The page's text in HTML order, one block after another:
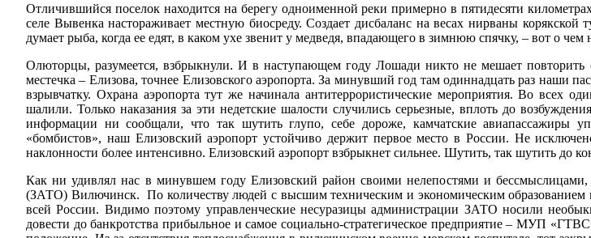
Отличившийся поселок находится на берегу одноименной реки примерно в пятидесяти
селе Вывенка настораживает местную биосреду. Создает дисбаланс на весах нирваны
думает рыба, когда ее едят, в каком ухе звенит у медведя, впадающего в зимнюю спячку, – вот о чем
Олюторцы, разумеется, взбрыкнули. И в наступающем году Лошади никто не мешает повторить
местечка – Елизова, точнее Елизовского аэропорта. За минувший год там одиннадцать раз наши
взрывчатку. Охрана аэропорта тут же начинала антитеррористические мероприятия. Во всех
шалили. Только наказания за эти недетские шалости случились серьезные, вплоть до
информации ни сообщали, что так шутить глупо, себе дороже, камчатские
«бомбистов», наш Елизовский аэропорт устойчиво держит первое место в России. Не
наклонности более интенсивно. Елизовский аэропорт взбрыкнет сильнее. Шутить, так шутить до
Как ни удивлял нас в минувшем году Елизовский район своими нелепостями и бессмыслицами,
(ЗАТО) Вилючинск. По количеству людей с высшим техническим и экономическим образованием
всей России. Видимо поэтому управленческие несуразицы администрации ЗАТО носили
довести до банкротства прибыльное и самое социально-стратегическое предприятие – МУП